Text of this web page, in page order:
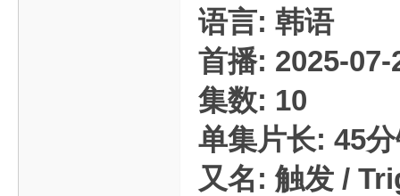
语言: 韩语
首播: 2025-07-
集数: 10
单集片长: 45
又名: 触发 /